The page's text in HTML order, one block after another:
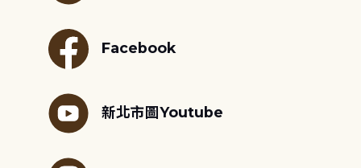
Facebook
新北市圖Youtube